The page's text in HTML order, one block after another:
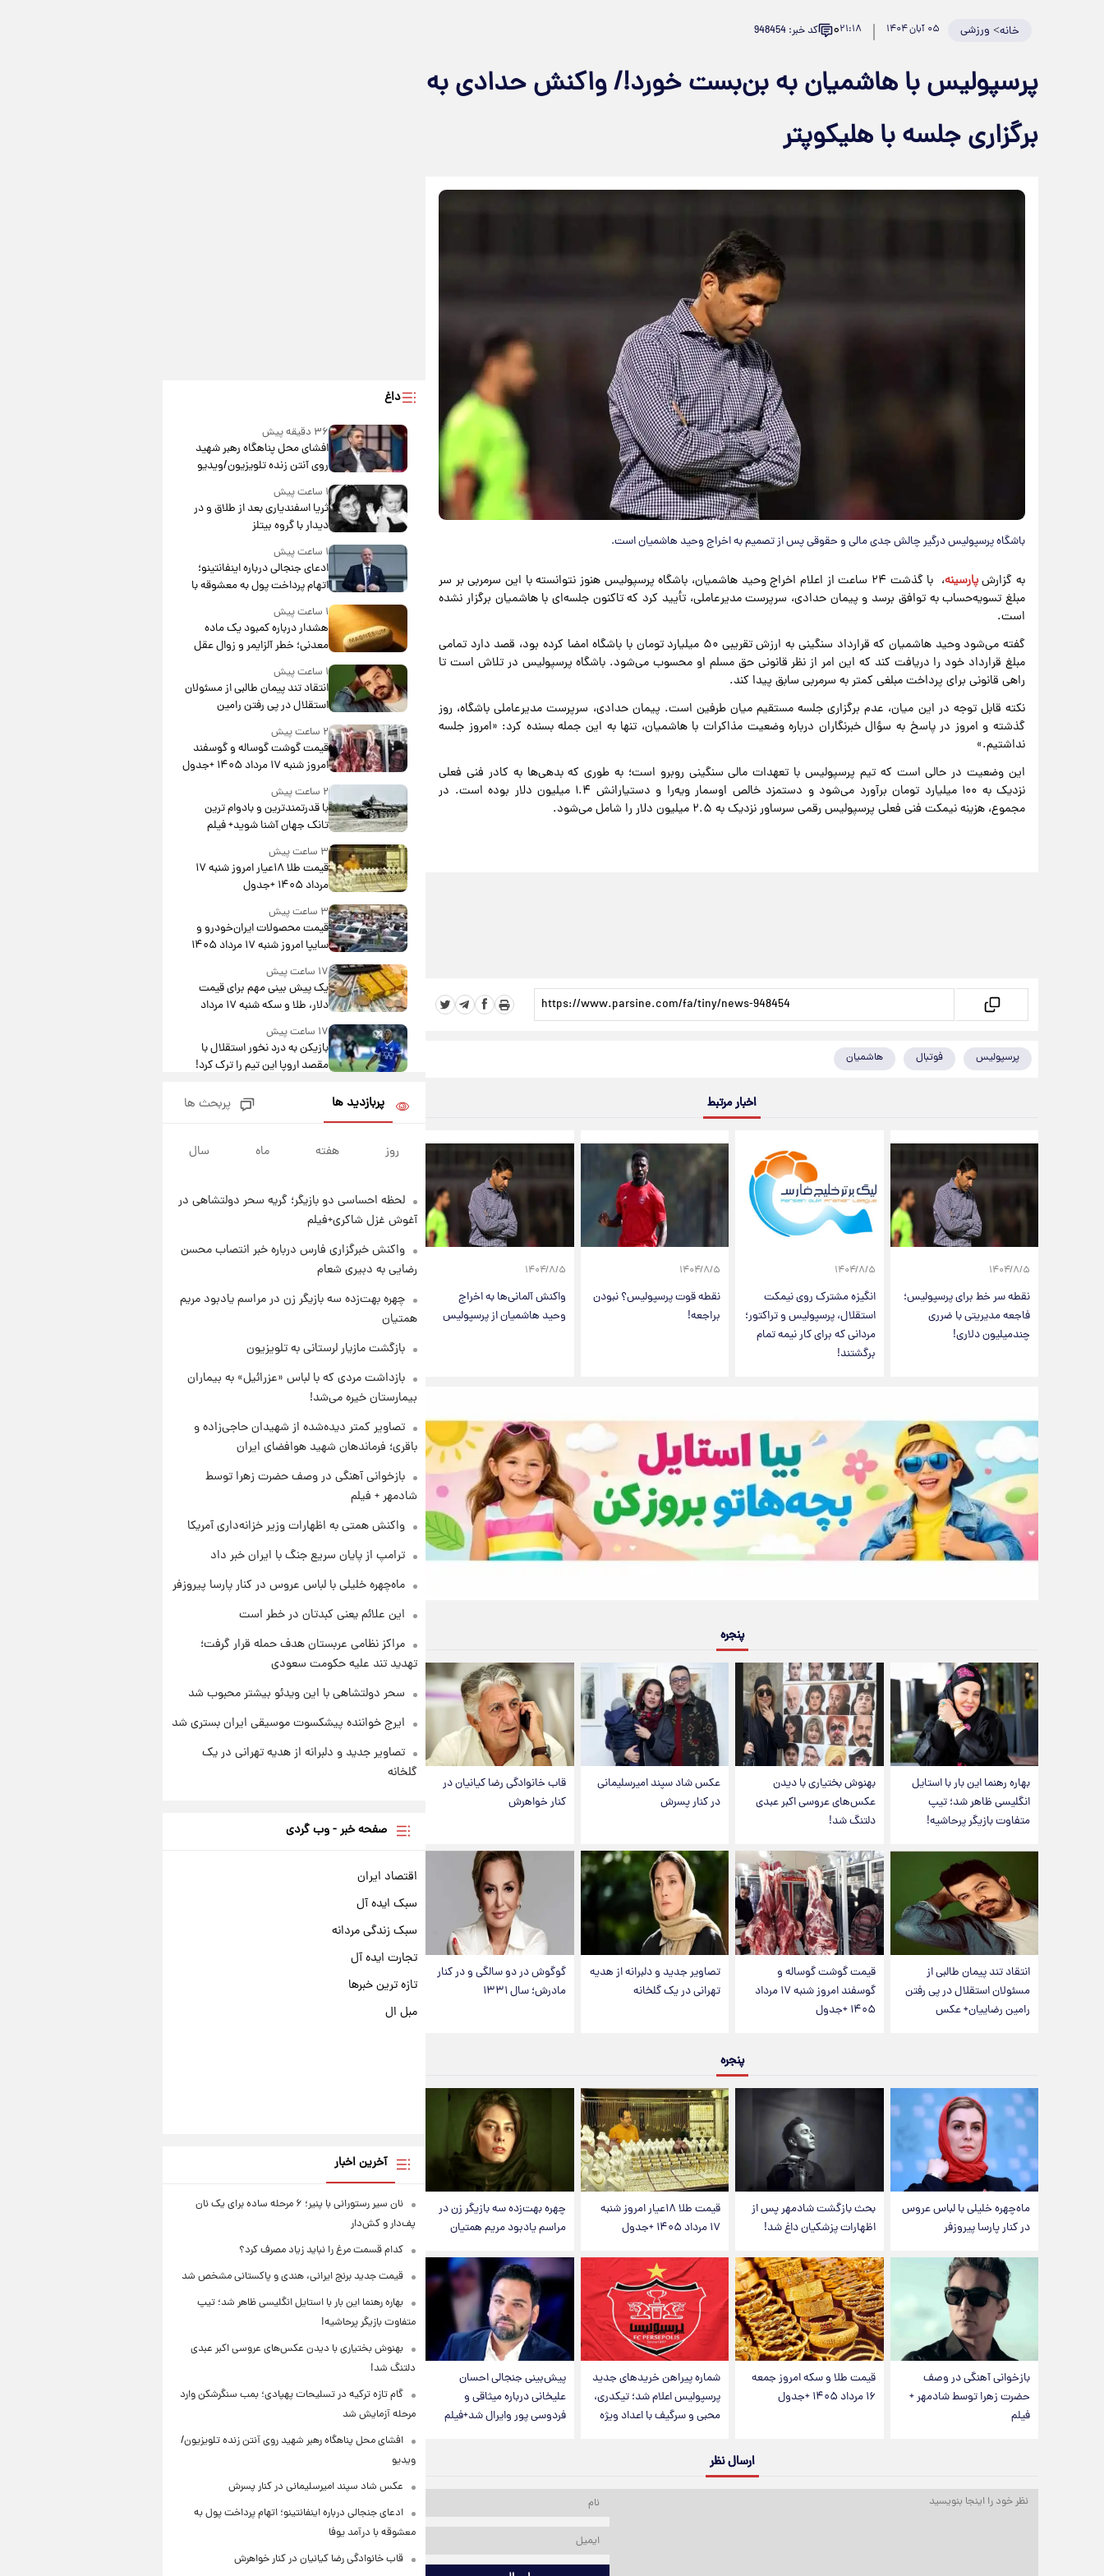
خانه> ورزشی ۰۵ آبان ۱۴۰۴ ۲۱:۱۸۰ کد خبر: 948454
پرسپولیس با هاشمیان به بن‌بست خورد!/ واکنش حدادی به
برگزاری جلسه‌ با هلیکوپتر
باشگاه پرسپولیس درگیر چالش جدی مالی و حقوقی پس از تصمیم به اخراج وحید هاشمیان است.
به گزارشپارسینه
، با گذشت ۲۴ ساعت از اعلام اخراج وحید هاشمیان، باشگاه پرسپولیس هنوز نتوانسته با این سرمربی بر سر
مبلغ تسویه‌حساب به توافق برسد و پیمان حدادی، سرپرست مدیرعاملی، تأیید کرد که تاکنون جلسه‌ای با هاشمیان برگزار نشده
است.
گفته می‌شود وحید هاشمیان که قرارداد سنگینی به ارزش تقریبی ۵۰ میلیارد تومان با باشگاه امضا کرده بود، قصد دارد تمامی
مبلغ قرارداد خود را دریافت کند که این امر از نظر قانونی حق مسلم او محسوب می‌شود. باشگاه پرسپولیس در تلاش است تا
راهی قانونی برای پرداخت مبلغی کمتر به سرمربی سابق پیدا کند.
نکته قابل توجه در این میان، عدم برگزاری جلسه مستقیم میان طرفین است. پیمان حدادی، سرپرست مدیرعاملی باشگاه، روز
گذشته و امروز در پاسخ به سؤال خبرنگاران درباره وضعیت مذاکرات با هاشمیان، تنها به این جمله بسنده کرد: «امروز جلسه
نداشتیم.»
این وضعیت در حالی است که تیم پرسپولیس با تعهدات مالی سنگینی روبرو است؛ به طوری که بدهی‌ها به کادر فنی فعلی
نزدیک به ۱۰۰ میلیارد تومان برآورد می‌شود و دستمزد خالص اوسمار ویه‌را و دستیارانش ۱.۴ میلیون دلار بوده است. در
مجموع، هزینه نیمکت فنی فعلی پرسپولیس رقمی سرساور نزدیک به ۲.۵ میلیون دلار را شامل می‌شود.
پرسپولیس فوتبال هاشمیان
اخبار مرتبط
۱۴۰۴/۸/۵
نقطه سر خط برای پرسپولیس؛
فاجعه مدیریتی با ضرری
چندمیلیون دلاری!
۱۴۰۴/۸/۵
انگیزه مشترک روی نیمکت
استقلال، پرسپولیس و تراکتور؛
مردانی که برای کار نیمه تمام
برگشتند!
۱۴۰۴/۸/۵
نقطه قوت پرسپولیس؟ نبودن
براجعه!
۱۴۰۴/۸/۵
واکنش آلمانی‌ها به اخراج
وحید هاشمیان از پرسپولیس
پنجره
بهاره رهنما این بار با استایل
انگلیسی ظاهر شد؛ تیپ
متفاوت بازیگر پرحاشیه!
بهنوش بختیاری با دیدن
عکس‌های عروسی اکبر عبدی
دلتنگ شد!
عکس شاد سپند امیرسلیمانی
در کنار پسرش
قاب خانوادگی رضا کیانیان در
کنار خواهرش
انتقاد تند پیمان طالبی از
مسئولان استقلال در پی رفتن
رامین رضاییان+ عکس
قیمت گوشت گوساله و
گوسفند امروز شنبه ۱۷ مرداد
۱۴۰۵ +جدول
تصاویر جدید و دلبرانه از هدیه
تهرانی در یک گلخانه
گوگوش در دو سالگی و در کنار
مادرش؛ سال ۱۳۳۱
پنجره
ماه‌چهره خلیلی با لباس عروس
در کنار پارسا پیروزفر
بحث بازگشت شادمهر پس از
اظهارات پزشکیان داغ شد!
قیمت طلا ۱۸عیار امروز شنبه
۱۷ مرداد ۱۴۰۵ +جدول
چهره بهت‌زده سه بازیگر زن در
مراسم یادبود مریم همتیان
بازخوانی آهنگی در وصف
حضرت زهرا توسط شادمهر +
فیلم
قیمت طلا و سکه امروز جمعه
۱۶ مرداد ۱۴۰۵ +جدول
شماره پیراهن خریدهای جدید
پرسپولیس اعلام شد؛ تیکدری،
محبی و سرگیف با اعداد ویژه
پیش‌بینی جنجالی احسان
علیخانی درباره میثاقی و
فردوسی پور وایرال شد+فیلم
ارسال نظر
داغ
۳۶ دقیقه پیش
افشای محل پناهگاه‌ رهبر شهید
روی آنتن زنده تلویزیون/ویدیو
۱ ساعت پیش
ثریا اسفندیاری بعد از طلاق و در
دیدار با گروه بیتلز
۱ ساعت پیش
ادعای جنجالی درباره اینفانتینو؛
اتهام پرداخت پول به معشوقه با
درآمد یوفا
۱ ساعت پیش
هشدار درباره کمبود یک ماده
معدنی؛ خطر آلزایمر و زوال عقل
افزایش می‌یابد؟
۱ ساعت پیش
انتقاد تند پیمان طالبی از مسئولان
استقلال در پی رفتن رامین
۲ ساعت پیش
قیمت گوشت گوساله و گوسفند
امروز شنبه ۱۷ مرداد ۱۴۰۵ +جدول
۲ ساعت پیش
با قدرتمندترین و بادوام ترین
تانک جهان آشنا شوید+ فیلم
۳ ساعت پیش
قیمت طلا ۱۸عیار امروز شنبه ۱۷
مرداد ۱۴۰۵ +جدول
۳ ساعت پیش
قیمت محصولات ایران‌خودرو و
سایپا امروز شنبه ۱۷ مرداد ۱۴۰۵
۱۷ ساعت پیش
یک پیش ‌بینی مهم برای قیمت
دلار، طلا و سکه شنبه ۱۷ مرداد
۱۴۰۵
۱۷ ساعت پیش
بازیکن به درد نخور استقلال با
مقصد اروپا این تیم را ترک کرد!
تصاویر کمتر دیده‌شده از شهیدان
حاجی‌زاده و باقری؛ فرماندهان
شهید هوافضای ایران
۱ روز پیش
منتشر شد
۱ روز پیش
جدول قیمت ایران‌خودرو امروز
جمعه ۱۶ مرداد؛ قیمت‌ها تغییر کرد
۱ روز پیش
مرداد ۱۴۰۵ +جدول
پربازدید ها پربحث ها
روز هفته ماه سال
لحظه احساسی دو بازیگر؛ گریه سحر دولتشاهی در
آغوش غزل شاکری+فیلم
واکنش خبرگزاری فارس درباره خبر انتصاب محسن
رضایی به دبیری شعام
چهره بهت‌زده سه بازیگر زن در مراسم یادبود مریم
همتیان
بازگشت مازیار لرستانی به تلویزیون
بازداشت مردی که با لباس «عزرائیل» به بیماران
بیمارستان خیره می‌شد!
تصاویر کمتر دیده‌شده از شهیدان حاجی‌زاده و
باقری؛ فرماندهان شهید هوافضای ایران
بازخوانی آهنگی در وصف حضرت زهرا توسط
شادمهر + فیلم
واکنش همتی به اظهارات وزیر خزانه‌داری آمریکا
ترامپ از پایان سریع جنگ با ایران خبر داد
ماه‌چهره خلیلی با لباس عروس در کنار پارسا پیروزفر
این علائم یعنی کبدتان در خطر است
مراکز نظامی عربستان هدف حمله قرار گرفت؛
تهدید تند علیه حکومت سعودی
سحر دولتشاهی با این ویدئو بیشتر محبوب شد
ایرج خواننده پیشکسوت موسیقی ایران بستری شد
تصاویر جدید و دلبرانه از هدیه تهرانی در یک
گلخانه
صفحه خبر - وب گردی
اقتصاد ایران
سبک ایده آل
سبک زندگی مردانه
تجارت ایده آل
تازه ترین خبرها
مبل ال
آخرین اخبار
نان سیر رستورانی با پنیر؛ ۶ مرحله ساده برای یک نان
پف‌دار و کش‌دار
کدام قسمت مرغ را نباید زیاد مصرف کرد؟
قیمت جدید برنج ایرانی، هندی و پاکستانی مشخص شد
بهاره رهنما این بار با استایل انگلیسی ظاهر شد؛ تیپ
متفاوت بازیگر پرحاشیه!
بهنوش بختیاری با دیدن عکس‌های عروسی اکبر عبدی
دلتنگ شد!
گام تازه ترکیه در تسلیحات پهپادی؛ بمب سنگرشکن وارد
مرحله آزمایش شد
افشای محل پناهگاه‌ رهبر شهید روی آنتن زنده تلویزیون/
ویدیو
عکس شاد سپند امیرسلیمانی در کنار پسرش
ادعای جنجالی درباره اینفانتینو؛ اتهام پرداخت پول به
معشوقه با درآمد یوفا
قاب خانوادگی رضا کیانیان در کنار خواهرش